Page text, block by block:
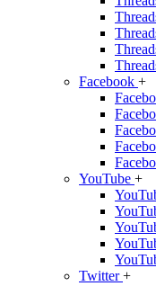
Facebook +
YouTube +
Twitter+